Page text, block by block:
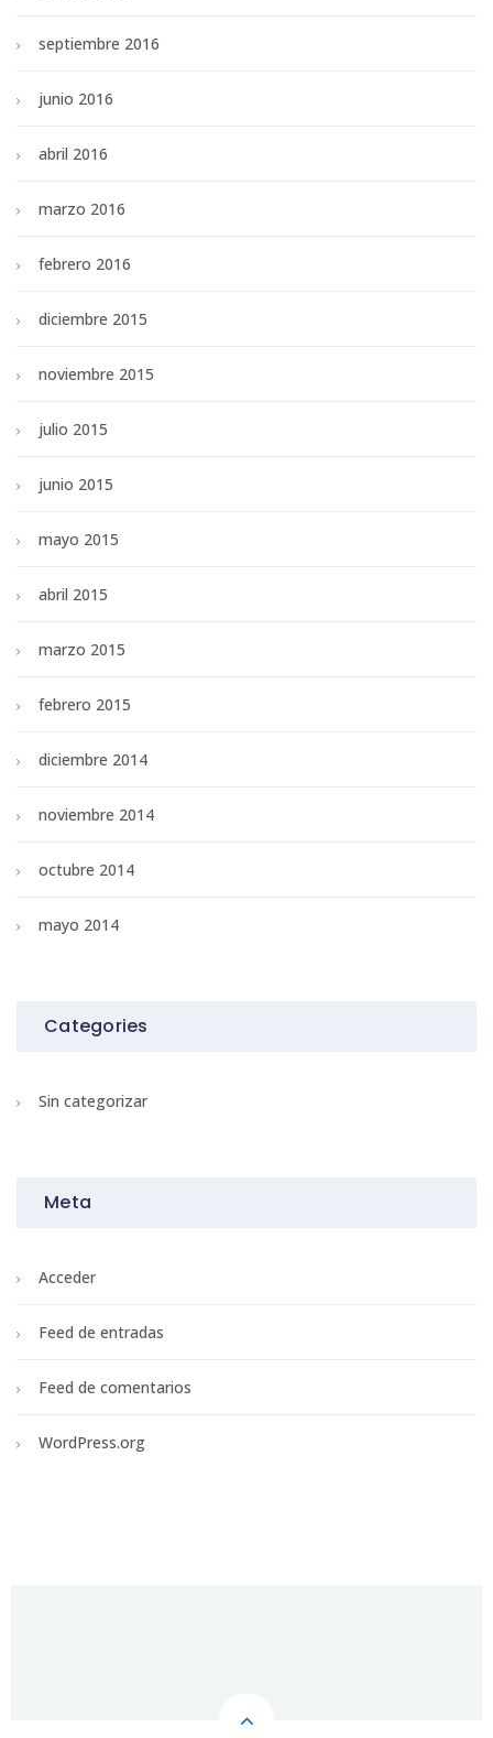
septiembre 2016
junio 2016
abril 2016
marzo 2016
febrero 2016
diciembre 2015
noviembre 2015
julio 2015
junio 2015
mayo 2015
abril 2015
marzo 2015
febrero 2015
diciembre 2014
noviembre 2014
octubre 2014
mayo 2014
Categories
Sin categorizar
Meta
Acceder
Feed de entradas
Feed de comentarios
WordPress.org